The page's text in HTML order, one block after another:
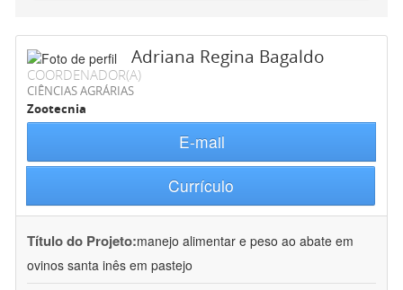
Adriana Regina Bagaldo
COORDENADOR(A)
CIÊNCIAS AGRÁRIAS
Zootecnia
E-mail
Currículo
Título do Projeto:manejo alimentar e peso ao abate em
ovinos santa inês em pastejo